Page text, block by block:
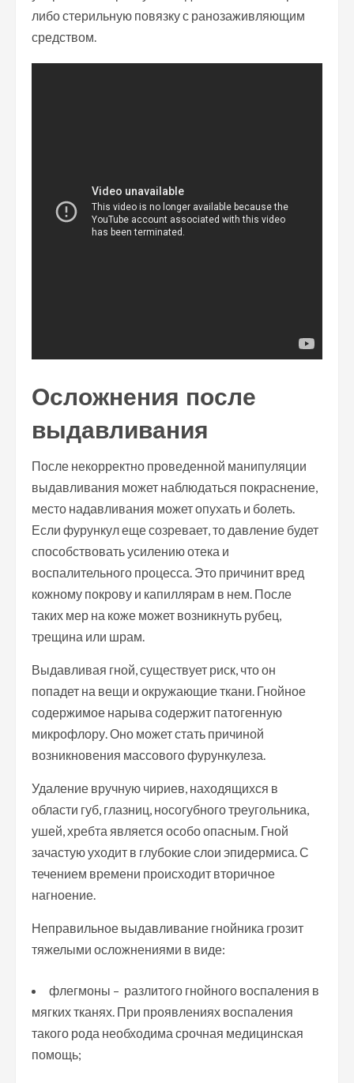
либо стерильную повязку с ранозаживляющим
средством.
Осложнения после
выдавливания
После некорректно проведенной манипуляции
выдавливания может наблюдаться покраснение,
место надавливания может опухать и болеть.
Если фурункул еще созревает, то давление будет
способствовать усилению отека и
воспалительного процесса. Это причинит вред
кожному покрову и капиллярам в нем. После
таких мер на коже может возникнуть рубец,
трещина или шрам.
Выдавливая гной, существует риск, что он
попадет на вещи и окружающие ткани. Гнойное
содержимое нарыва содержит патогенную
микрофлору. Оно может стать причиной
возникновения массового фурункулеза.
Удаление вручную чириев, находящихся в
области губ, глазниц, носогубного треугольника,
ушей, хребта является особо опасным. Гной
зачастую уходит в глубокие слои эпидермиса. С
течением времени происходит вторичное
нагноение.
Неправильное выдавливание гнойника грозит
тяжелыми осложнениями в виде:
флегмоны – разлитого гнойного воспаления в
мягких тканях. При проявлениях воспаления
такого рода необходима срочная медицинская
помощь;